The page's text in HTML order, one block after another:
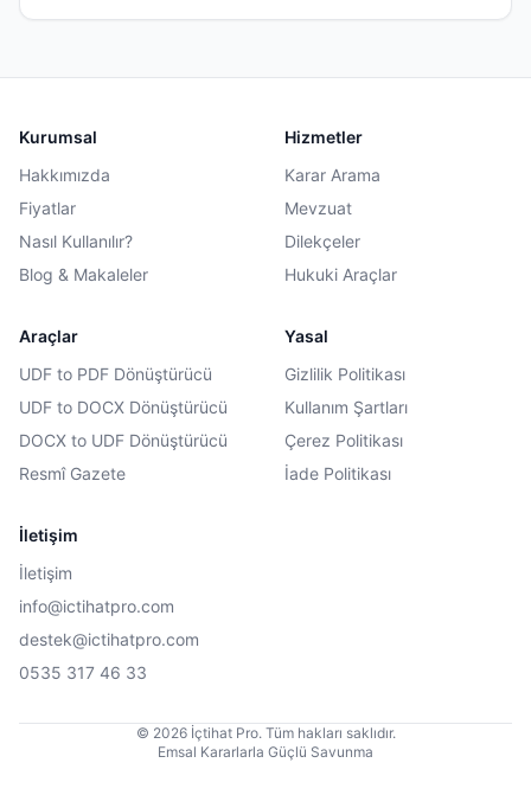
Kurumsal
Hakkımızda
Fiyatlar
Nasıl Kullanılır?
Blog & Makaleler
Hizmetler
Karar Arama
Mevzuat
Dilekçeler
Hukuki Araçlar
Araçlar
UDF to PDF Dönüştürücü
UDF to DOCX Dönüştürücü
DOCX to UDF Dönüştürücü
Resmî Gazete
Yasal
Gizlilik Politikası
Kullanım Şartları
Çerez Politikası
İade Politikası
İletişim
İletişim
info@ictihatpro.com
destek@ictihatpro.com
0535 317 46 33
© 2026 İçtihat Pro. Tüm hakları saklıdır.
Emsal Kararlarla Güçlü Savunma